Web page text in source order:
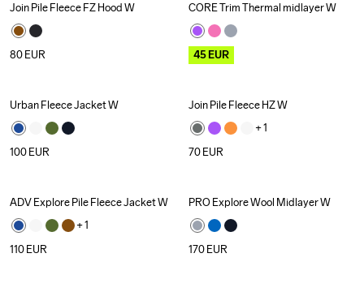
Join Pile Fleece FZ Hood W
80EUR
Outlet
CORE Trim Thermal midlayer W
45EUR
Urban Fleece Jacket W
100EUR
Join Pile Fleece HZ W
+ 1
70EUR
ADV Explore Pile Fleece Jacket W
+ 1
110EUR
PRO Explore Wool Midlayer W
170EUR